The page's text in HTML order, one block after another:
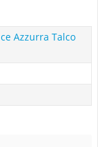
Azzurra Talco